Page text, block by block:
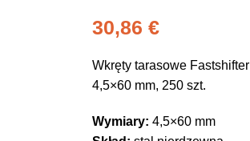
30,86 €
Wkręty tarasowe
4,5×60 mm, 250 szt.
Wymiary: 4,5×60 mm